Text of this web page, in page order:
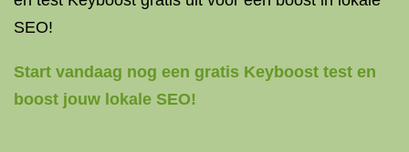
SEO!
Start vandaag nog een gratis Keyboost test en
boost jouw lokale SEO!